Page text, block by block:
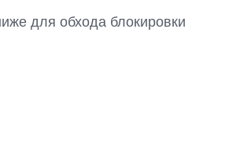
для обхода блокировки